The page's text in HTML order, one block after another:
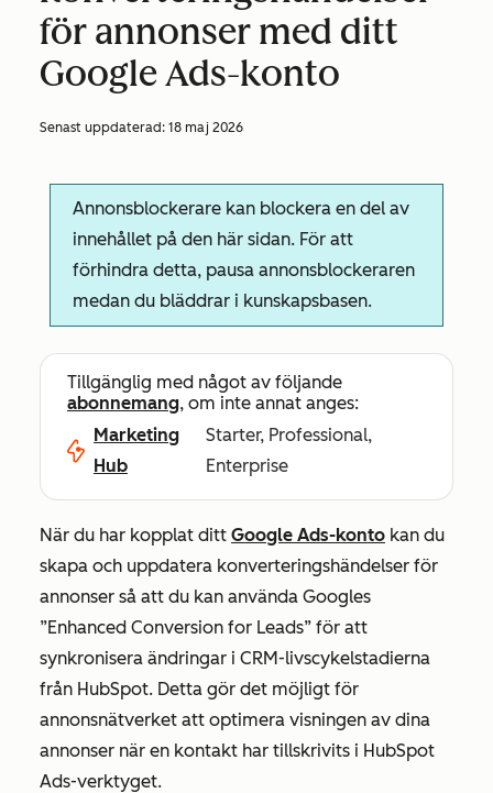
för annonser med ditt
Google Ads-konto
Senast uppdaterad: 18 maj 2026
Annonsblockerare kan blockera en del av
innehållet på den här sidan. För att
förhindra detta, pausa annonsblockeraren
medan du bläddrar i kunskapsbasen.
Tillgänglig med något av följande
abonnemang, om inte annat anges:
Marketing
Hub
Starter, Professional,
Enterprise
När du har kopplat ditt Google Ads-konto kan du
skapa och uppdatera konverteringshändelser för
annonser så att du kan använda Googles
”Enhanced Conversion for Leads” för att
synkronisera ändringar i CRM-livscykelstadierna
från HubSpot. Detta gör det möjligt för
annonsnätverket att optimera visningen av dina
annonser när en kontakt har tillskrivits i HubSpot
Ads-verktyget.